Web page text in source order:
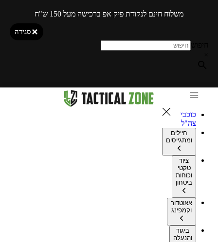
משלוח חינם לנקודת פיק אפ ברכישה מעל 150 ש"ח
סגירה
כוכבי
צה"ל
חיילים
ומתגייסים
ציוד
טקטי
וכוחות
ביטחון
אאוטדור
וקמפינג
ביגוד
והנעלה